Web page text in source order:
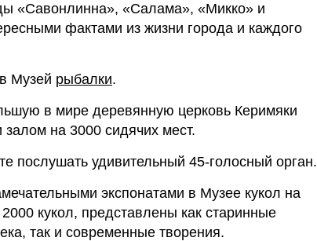
«Савонлинна», «Салама», «Микко» и
фактами из жизни города и каждого
Музей рыбалки.
в мире деревянную церковь Керимяки
на 3000 сидячих мест.
послушать удивительный 45-голосный орган.
экспонатами в Музее кукол на
кукол, представлены как старинные
так и современные творения.